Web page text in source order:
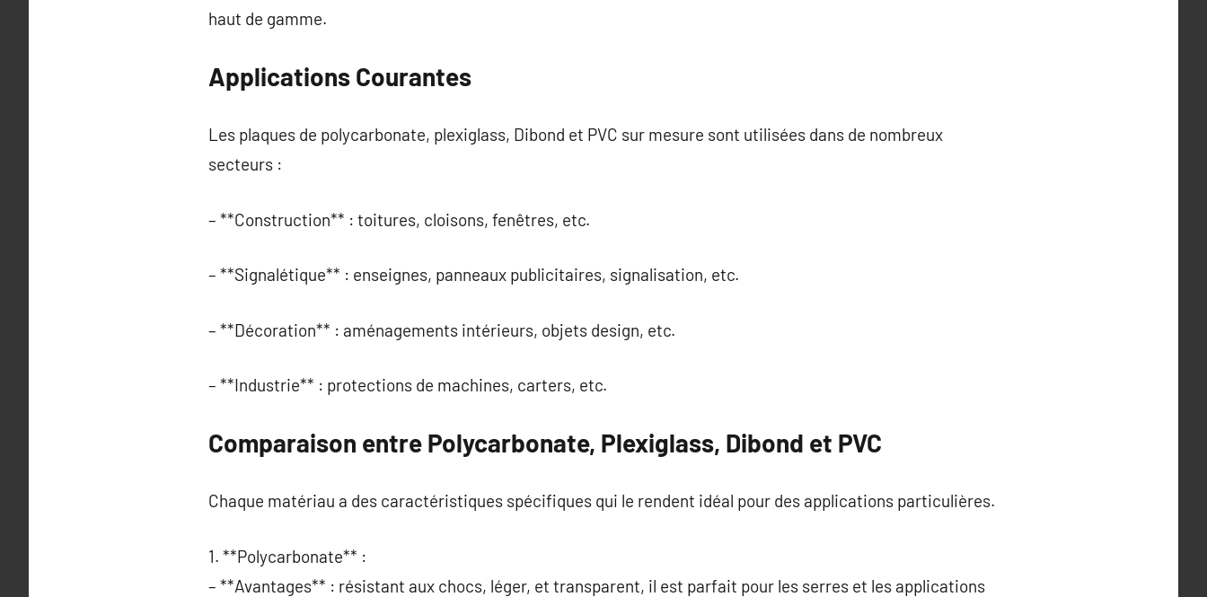
haut de gamme.
Applications Courantes
Les plaques de polycarbonate, plexiglass, Dibond et PVC sur mesure sont utilisées dans de nombreux
secteurs :
– **Construction** : toitures, cloisons, fenêtres, etc.
– **Signalétique** : enseignes, panneaux publicitaires, signalisation, etc.
– **Décoration** : aménagements intérieurs, objets design, etc.
– **Industrie** : protections de machines, carters, etc.
Comparaison entre Polycarbonate, Plexiglass, Dibond et PVC
Chaque matériau a des caractéristiques spécifiques qui le rendent idéal pour des applications particulières.
1. **Polycarbonate** :
– **Avantages** : résistant aux chocs, léger, et transparent, il est parfait pour les serres et les applications